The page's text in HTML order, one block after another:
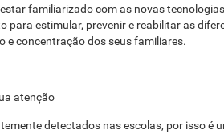
familiarizado com as novas
para estimular, prevenir e reabilitar as
e concentração dos seus familiares.
atenção
detectados nas escolas, por isso é